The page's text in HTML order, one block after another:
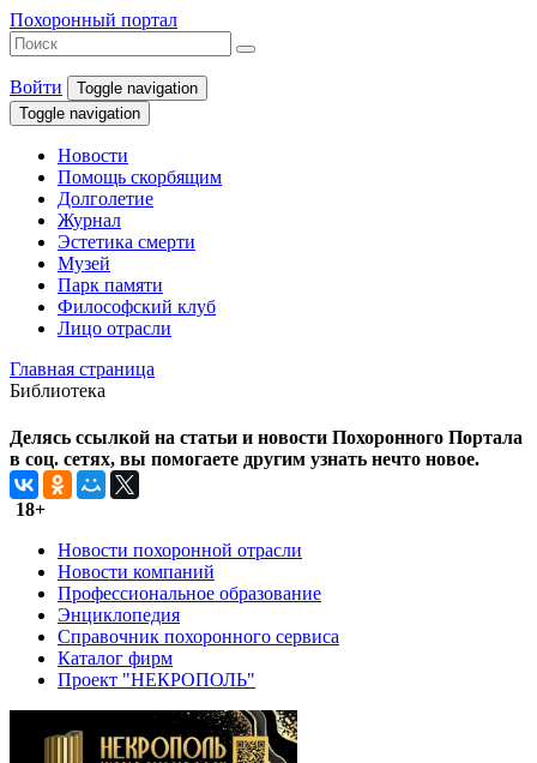
Похоронный портал
Войти
Toggle navigation
Toggle navigation
Новости
Помощь скорбящим
Долголетие
Журнал
Эстетика смерти
Музей
Парк памяти
Философский клуб
Лицо отрасли
Главная страница
Библиотека
Делясь ссылкой на статьи и новости Похоронного Портала
в соц. сетях, вы помогаете другим узнать нечто новое.
18+
Новости похоронной отрасли
Новости компаний
Профессиональное образование
Энциклопедия
Справочник похоронного сервиса
Каталог фирм
Проект "НЕКРОПОЛЬ"